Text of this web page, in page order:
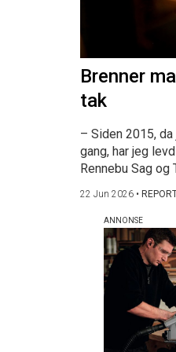
Brenner
tak
– Siden 2015,
gang, har jeg
Rennebu Sag og
22 Jun 2026 •